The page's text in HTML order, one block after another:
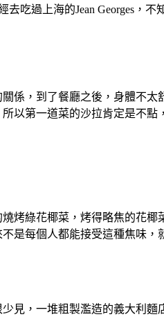
吃過上海的Jean Georges，
係，到了餐廳之後，身體不太
以第一道菜的沙拉肯定是不點
烤綠花椰菜，烤得略焦的花
是每個人都能接受這種焦味
見，一堆粗製濫造的義大利